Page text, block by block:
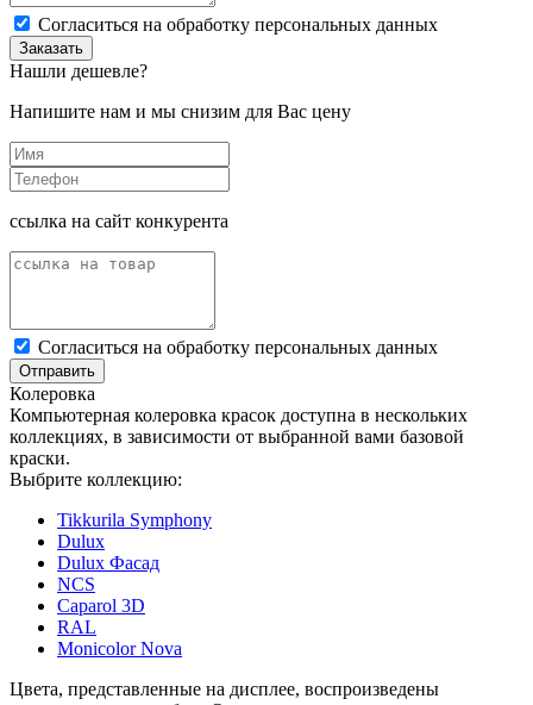
Cогласиться на обработку персональных данных
Заказать
Нашли дешевле?
Напишите нам и мы снизим для Вас цену
ссылка на сайт конкурента
Cогласиться на обработку персональных данных
Отправить
Колеровка
Компьютерная колеровка красок доступна в нескольких
коллекциях, в зависимости от выбранной вами базовой
краски.
Выбрите коллекцию:
Tikkurila Symphony
Dulux
Dulux Фасад
NCS
Caparol 3D
RAL
Monicolor Nova
Цвета, представленные на дисплее, воспроизведены